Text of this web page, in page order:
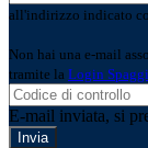
all'indirizzo indicato
Non hai una e-mail
tramite la Login
E-mail inviata, si